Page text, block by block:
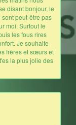
disant bonjour, le
peut-être pas
moi. Surtout le
les fous rires
Je souhaite
frères et sœurs et
la plus jolie des